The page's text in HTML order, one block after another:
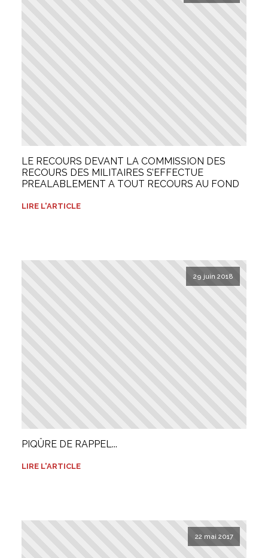
LE RECOURS DEVANT LA COMMISSION DES
RECOURS DES MILITAIRES S’EFFECTUE
PREALABLEMENT A TOUT RECOURS AU FOND
LIRE L'ARTICLE
29 juin 2018
PIQÛRE DE RAPPEL...
LIRE L'ARTICLE
22 mai 2017